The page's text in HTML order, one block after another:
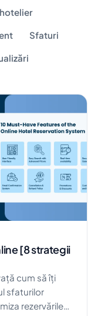
Sfaturi
[8 strategii
cum să îți
sfaturilor
rezervările